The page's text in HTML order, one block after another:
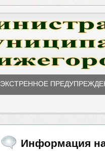
ЭКСТРЕННОЕ
Информация